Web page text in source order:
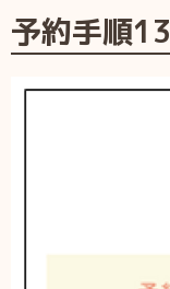
予約手順13